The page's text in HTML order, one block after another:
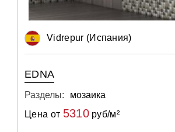
Vidrepur (Испания)
EDNA
Разделы:
мозаика
Цена от 5310руб/м²